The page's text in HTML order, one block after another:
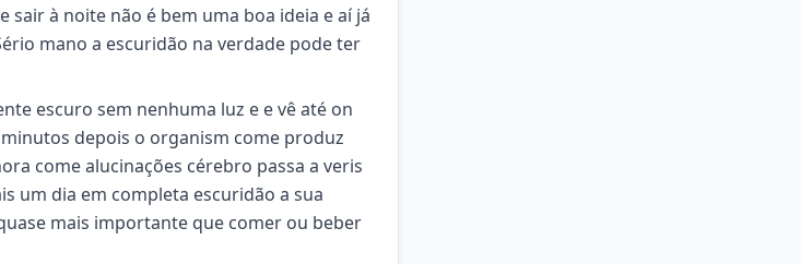
à noite não é bem uma boa ideia e aí já
mano a escuridão na verdade pode ter
escuro sem nenhuma luz e e vê até on
depois o organism come produz
come alucinações cérebro passa a veris
um dia em completa escuridão a sua
mais importante que comer ou beber